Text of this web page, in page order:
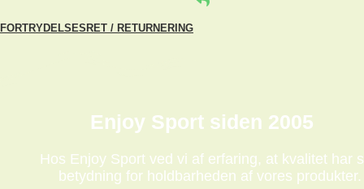
FORTRYDELSESRET / RETURNERING
Enjoy Sport siden 2005
Hos Enjoy Sport ved vi af erfaring, at kvalitet har
betydning for holdbarheden af vores produkter.